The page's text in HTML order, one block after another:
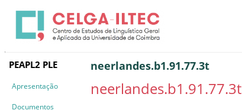
PEAPL2 PLE
Apresentação
Documentos
neerlandes.b1.91.77.3t
neerlandes.b1.91.77.3t